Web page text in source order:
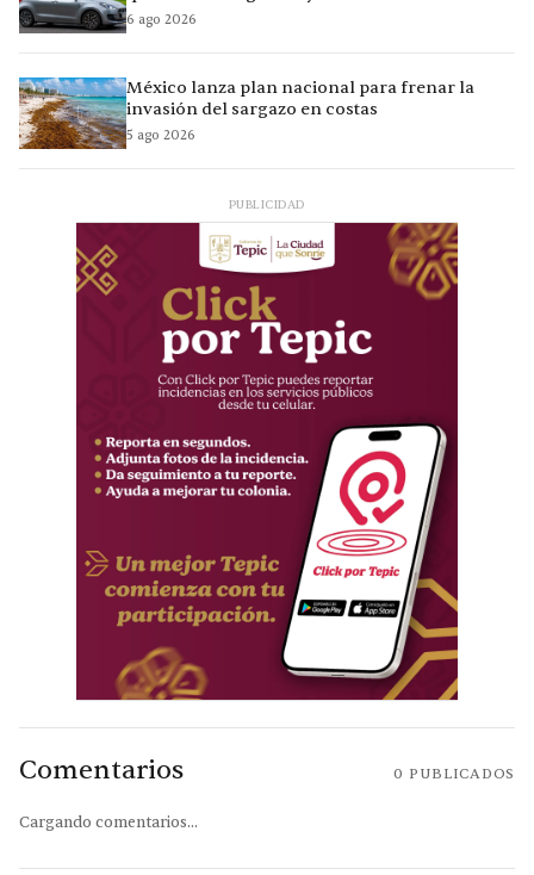
6 ago 2026
México lanza plan nacional para frenar la
invasión del sargazo en costas
5 ago 2026
PUBLICIDAD
Comentarios 0 PUBLICADOS
Cargando comentarios...